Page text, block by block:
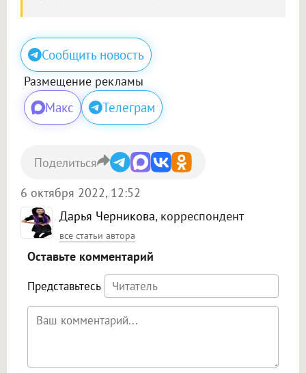
Сообщить новость
Размещение рекламы
Макс Телеграм
Дарья Черникова, корреспондент
все статьи автора
6 октября 2022, 12:52
Поделиться
Оставьте комментарий
Представьтесь